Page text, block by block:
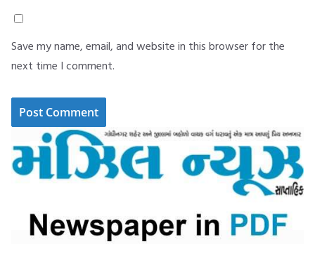
Save my name, email, and website in this browser for the
next time I comment.